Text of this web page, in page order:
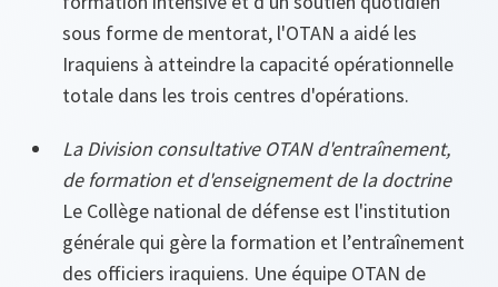
sous forme de mentorat, l'OTAN a aidé les
Iraquiens à atteindre la capacité opérationnelle
totale dans les trois centres d'opérations.
La Division consultative OTAN d'entraînement,
de formation et d'enseignement de la doctrine
Le Collège national de défense est l'institution
générale qui gère la formation et l’entraînement
des officiers iraquiens. Une équipe OTAN de